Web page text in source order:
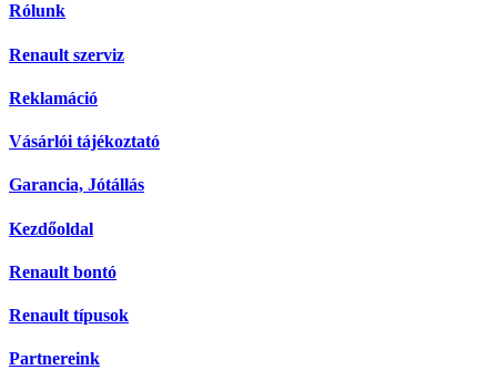
Rólunk
Renault szerviz
Reklamáció
Vásárlói tájékoztató
Garancia, Jótállás
Kezdőoldal
Renault bontó
Renault típusok
Partnereink